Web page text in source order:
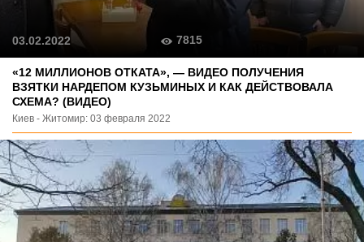
«12 МИЛЛИОНОВ ОТКАТА», — ВИДЕО ПОЛУЧЕНИЯ
ВЗЯТКИ НАРДЕПОМ КУЗЬМИНЫХ И КАК ДЕЙСТВОВАЛА
СХЕМА? (ВИДЕО)
Киев - Житомир: 03 февраля 2022
03.02.2022 7815